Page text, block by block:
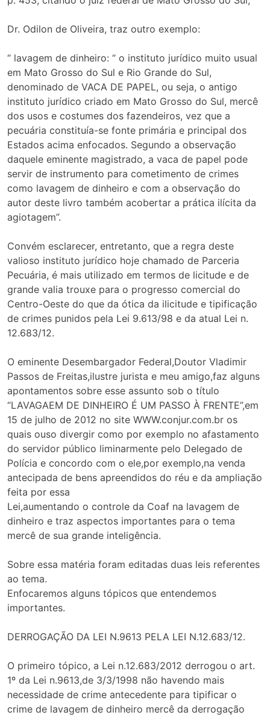
Dr. Odilon de Oliveira, traz outro exemplo:
“ lavagem de dinheiro: “ o instituto jurídico muito usual
em Mato Grosso do Sul e Rio Grande do Sul,
denominado de VACA DE PAPEL, ou seja, o antigo
instituto jurídico criado em Mato Grosso do Sul, mercê
dos usos e costumes dos fazendeiros, vez que a
pecuária constituía-se fonte primária e principal dos
Estados acima enfocados. Segundo a observação
daquele eminente magistrado, a vaca de papel pode
servir de instrumento para cometimento de crimes
como lavagem de dinheiro e com a observação do
autor deste livro também acobertar a prática ilícita da
agiotagem”.
Convém esclarecer, entretanto, que a regra deste
valioso instituto jurídico hoje chamado de Parceria
Pecuária, é mais utilizado em termos de licitude e de
grande valia trouxe para o progresso comercial do
Centro-Oeste do que da ótica da ilicitude e tipificação
de crimes punidos pela Lei 9.613/98 e da atual Lei n.
12.683/12.
O eminente Desembargador Federal,Doutor Vladimir
Passos de Freitas,ilustre jurista e meu amigo,faz alguns
apontamentos sobre esse assunto sob o título
“LAVAGAEM DE DINHEIRO É UM PASSO À FRENTE”,em
15 de julho de 2012 no site WWW.conjur.com.br os
quais ouso divergir como por exemplo no afastamento
do servidor público liminarmente pelo Delegado de
Polícia e concordo com o ele,por exemplo,na venda
antecipada de bens apreendidos do réu e da ampliação
feita por essa
Lei,aumentando o controle da Coaf na lavagem de
dinheiro e traz aspectos importantes para o tema
mercê de sua grande inteligência.
Sobre essa matéria foram editadas duas leis referentes
ao tema.
Enfocaremos alguns tópicos que entendemos
importantes.
DERROGAÇÃO DA LEI N.9613 PELA LEI N.12.683/12.
O primeiro tópico, a Lei n.12.683/2012 derrogou o art.
1º da Lei n.9613,de 3/3/1998 não havendo mais
necessidade de crime antecedente para tipificar o
crime de lavagem de dinheiro mercê da derrogação